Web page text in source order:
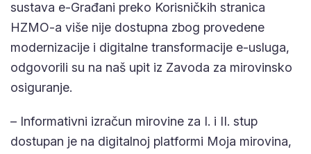
HZMO-a više nije dostupna zbog provedene
modernizacije i digitalne transformacije e-usluga,
odgovorili su na naš upit iz Zavoda za mirovinsko
osiguranje.
dostupan je na digitalnoj platformi Moja mirovina, na
poveznici ovdje , a koja objedinjuje sve